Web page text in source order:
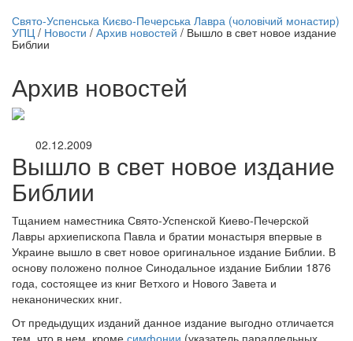
трансляция | 12 сентября
трансляции
Свято-Успенська Києво-Печерська Лавра (чоловічий монастир)
УПЦ / Новости / Архив новостей / Вышло в свет новое издание
Библии
Архив новостей
02.12.2009
Вышло в свет новое издание
Библии
Тщанием наместника Свято-Успенской Киево-Печерской
Лавры архиепископа Павла и братии монастыря впервые в
Украине вышло в свет новое оригинальное издание Библии. В
основу положено полное Синодальное издание Библии 1876
года, состоящее из книг Ветхого и Нового Завета и
неканонических книг.
От предыдущих изданий данное издание выгодно отличается
тем, что в нем, кроме симфонии (указатель параллельных